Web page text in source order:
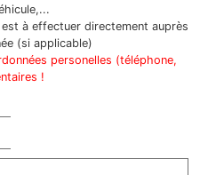
à effectuer directement auprès
(si applicable)
personelles (téléphone,
!